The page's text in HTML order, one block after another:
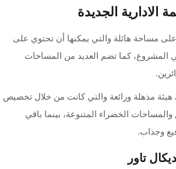
الجديدة
مساحة هائلة والتي يمكنها أن تحتوي على
المشروع، كما تضم العديد من المساحات
هيئة مذهلة ورائعة والتي كانت من خلال تخصيص
الخضراء المتنوعة، بينما باقي
وجذاب.
تاور